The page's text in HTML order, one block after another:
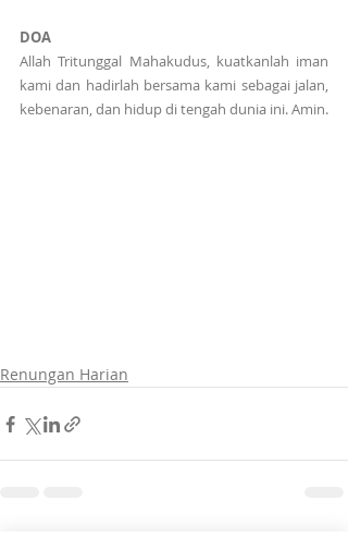
DOA
Allah Tritunggal Mahakudus, kuatkanlah iman
kami dan hadirlah bersama kami sebagai jalan,
kebenaran, dan hidup di tengah dunia ini. Amin.
Renungan Harian